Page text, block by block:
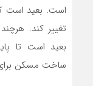
است. بعید است
تغییر کند.
بعید است تا
ساخت مسکن